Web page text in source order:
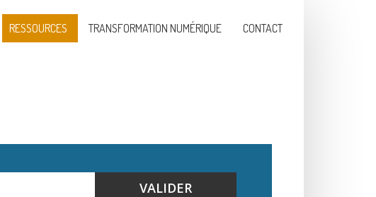
RESSOURCES TRANSFORMATION NUMÉRIQUE CONTACT
VALIDER